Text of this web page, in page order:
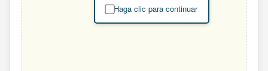
Haga clic para continuar